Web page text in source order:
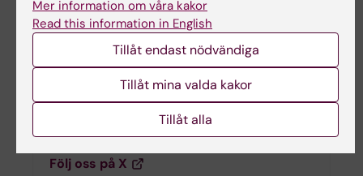
Sociala medier
Följ oss på X
Mer information om våra kakor
Read this information in English
Tillåt endast nödvändiga
Tillåt mina valda kakor
Tillåt alla